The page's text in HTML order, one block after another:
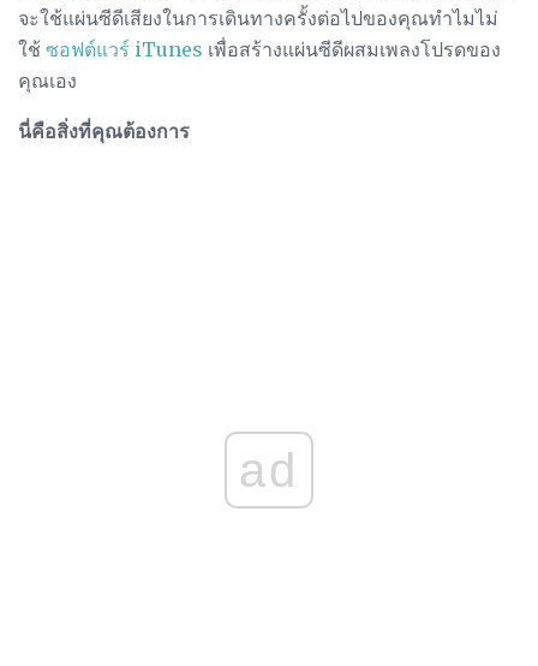
จะใช้แผ่นซีดีเสียงในการเดินทางครั้งต่อไปของคุณทำไมไม่
ใช้ ซอฟต์แวร์ iTunes เพื่อสร้างแผ่นซีดีผสมเพลงโปรดของ
คุณเอง
นี่คือสิ่งที่คุณต้องการ
ad